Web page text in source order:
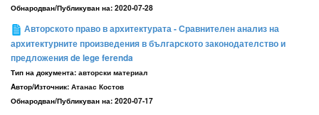
Обнародван/Публикуван на: 2020-07-28
Авторското право в архитектурата - Сравнителен анализ на
архитектурните произведения в българското законодателство и
предложения de lege ferenda
Тип на документа: авторски материал
Aвтор/Източник: Атанас Костов
Обнародван/Публикуван на: 2020-07-17